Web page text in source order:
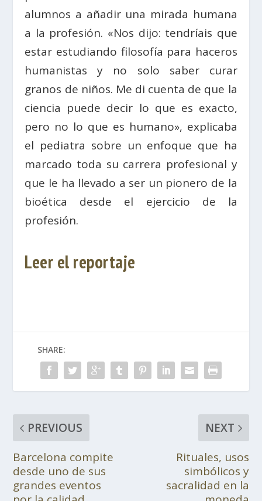
alumnos a añadir una mirada humana
a la profesión. «Nos dijo: tendríais que
estar estudiando filosofía para haceros
humanistas y no solo saber curar
granos de niños. Me di cuenta de que la
ciencia puede decir lo que es exacto,
pero no lo que es humano», explicaba
el pediatra sobre un enfoque que ha
marcado toda su carrera profesional y
que le ha llevado a ser un pionero de la
bioética desde el ejercicio de la
profesión.
Leer el reportaje
SHARE:
PREVIOUS
Barcelona compite
desde uno de sus
grandes eventos
NEXT
Rituales, usos
simbólicos y
sacralidad en la